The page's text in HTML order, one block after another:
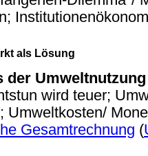
als Lösung
der Umweltnutzung
wird teuer;
Umweltkosten/
Gesamtrechnung (